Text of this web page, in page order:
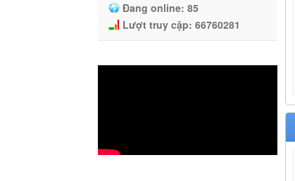
Đang online: 85
Lượt truy cập: 66760281